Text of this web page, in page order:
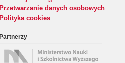
Przetwarzanie danych osobowych
Polityka cookies
Partnerzy